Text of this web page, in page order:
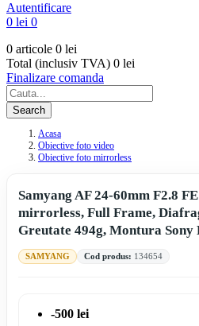
Autentificare
0 lei 0
0 articole 0 lei
Total (inclusiv TVA) 0 lei
Finalizare comanda
Search
Acasa
Obiective foto video
Obiective foto mirrorless
Samyang AF 24-60mm F2.8
mirrorless, Full Frame,
Greutate 494g, Montura Sony
SAMYANG Cod produs: 134654
-500 lei